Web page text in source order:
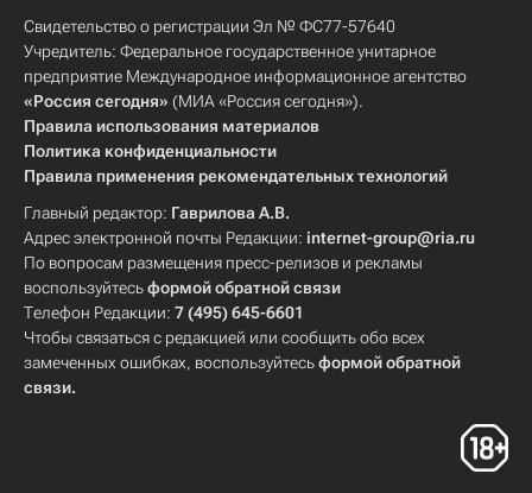
Свидетельство о регистрации Эл № ФС77-57640
Учредитель: Федеральное государственное унитарное
предприятие Международное информационное агентство
«Россия сегодня» (МИА «Россия сегодня»).
Правила использования материалов
Политика конфиденциальности
Правила применения рекомендательных технологий
Главный редактор: Гаврилова А.В.
Адрес электронной почты Редакции: internet-group@ria.ru
По вопросам размещения пресс-релизов и рекламы
воспользуйтесьформой обратной связи
Телефон Редакции: 7 (495) 645-6601
Чтобы связаться с редакцией или сообщить обо всех
замеченных ошибках, воспользуйтесьформой обратной
связи.